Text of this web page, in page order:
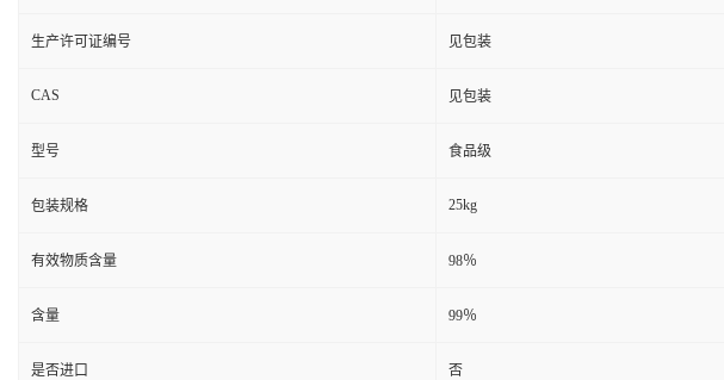
生产许可证编号 见包装
CAS 见包装
型号 食品级
包装规格 25kg
有效物质含量 98％
含量 99％
是否进口 否